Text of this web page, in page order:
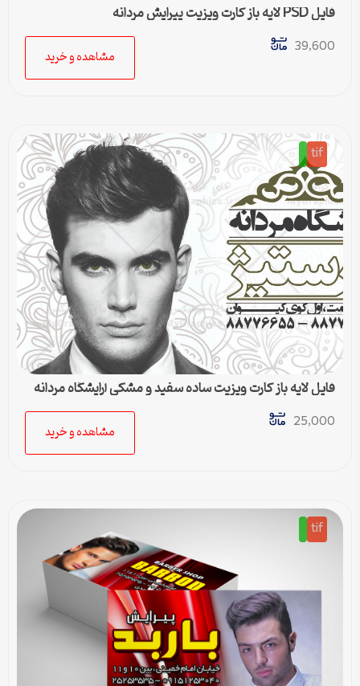
فایل PSD لایه باز کارت ویزیت پیرایش مردانه
39,600
مشاهده و خرید
tif
فایل لایه باز کارت ویزیت ساده سفید و مشکی آرایشگاه مردانه
25,000
مشاهده و خرید
tif